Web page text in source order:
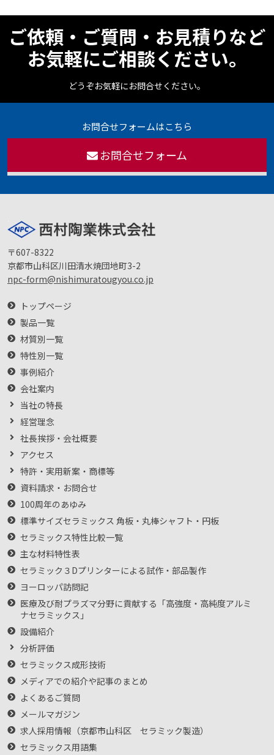
ご依頼・ご質問・お見積りなど
お気軽にご相談ください。
どうぞお気軽にお問合せください。
お問合せフォームはこちら
お問合せフォーム
〒607-8322
京都市山科区川田清水焼団地町3-2
npc-form@nishimuratougyou.co.jp
トップページ
製品一覧
材質別一覧
特性別一覧
事例紹介
会社案内
当社の特長
経営理念
社長挨拶・会社概要
アクセス
特許・実用新案・商標等
資料請求・お問合せ
100周年のあゆみ
標準サイズセラミックス 角板・丸棒シャフト・円板
セラミックス特性比較一覧
主な材料特性表
セラミック３Dプリンターによる試作・部品製作
ヨーロッパ訪問記
医療及び耐プラズマ分野に貢献する「高強度・高純度アルミ
ナセラミックス」
設備紹介
分析評価
セラミックス成形技術
メディアでの紹介や記事のまとめ
よくあるご質問
メールマガジン
求人採用情報（京都市山科区 セラミック製造）
セラミックス用語集